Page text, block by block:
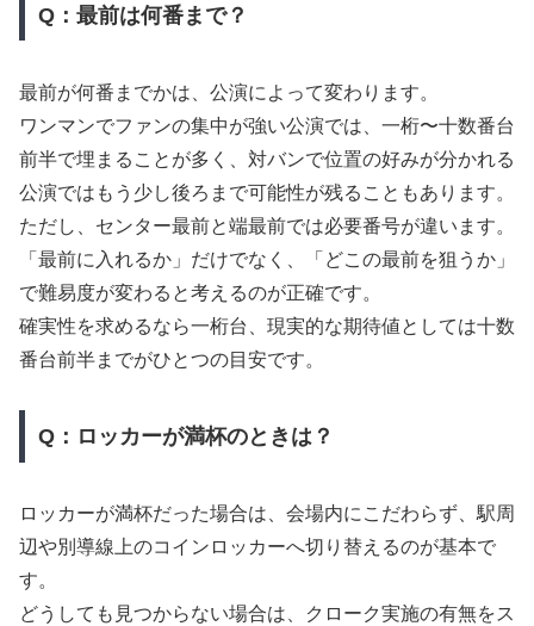
Q：最前は何番まで？
最前が何番までかは、公演によって変わります。
ワンマンでファンの集中が強い公演では、一桁〜十数番台
前半で埋まることが多く、対バンで位置の好みが分かれる
公演ではもう少し後ろまで可能性が残ることもあります。
ただし、センター最前と端最前では必要番号が違います。
「最前に入れるか」だけでなく、「どこの最前を狙うか」
で難易度が変わると考えるのが正確です。
確実性を求めるなら一桁台、現実的な期待値としては十数
番台前半までがひとつの目安です。
Q：ロッカーが満杯のときは？
ロッカーが満杯だった場合は、会場内にこだわらず、駅周
辺や別導線上のコインロッカーへ切り替えるのが基本で
す。
どうしても見つからない場合は、クローク実施の有無をス